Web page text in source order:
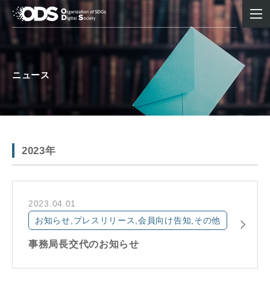
ニュース
2023年
2023.04.01
お知らせ,プレスリリース,会員向け告知,その他
事務局長交代のお知らせ